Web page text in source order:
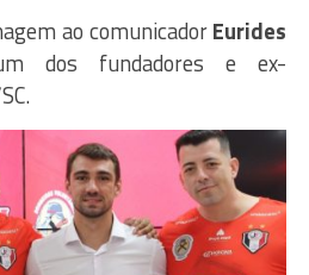
ao comunicadorEurides
dos fundadores e ex-